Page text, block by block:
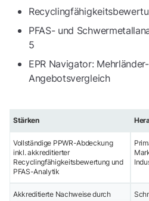
PFAS- und
5
EPR Navigator:
Angebotsvergleich
Stärken
Vollständige PPWR-Abdeckung
inkl. akkreditierter
Recyclingfähigkeitsbewertung und
PFAS-Analytik
Akkreditierte Nachweise durch